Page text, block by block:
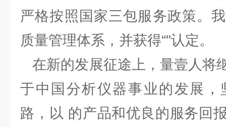
严格按照国家三包服务政策。
质量管理体系，并获得“"认定。
在新的发展征途上，量壹人将
于中国分析仪器事业的发展，
路，以 的产品和优良的服务回